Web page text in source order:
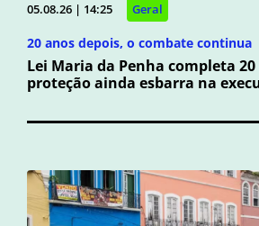
05.08.26 | 14:25 Geral
20 anos depois, o combate continua
Lei Maria da Penha completa
proteção ainda esbarra na